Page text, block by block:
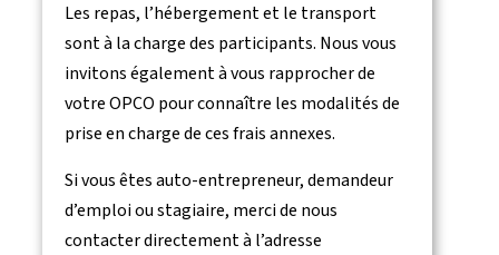
Les repas, l’hébergement et le transport
sont à la charge des participants. Nous vous
invitons également à vous rapprocher de
votre OPCO pour connaître les modalités de
prise en charge de ces frais annexes.
Si vous êtes auto-entrepreneur, demandeur
d’emploi ou stagiaire, merci de nous
contacter directement à l’adresse